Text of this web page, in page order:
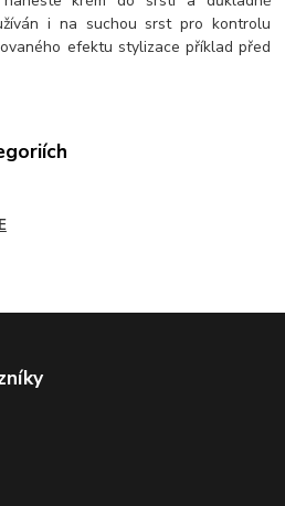
i na suchou srst pro kontrolu
efektu stylizace příklad před